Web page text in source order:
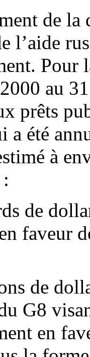
de la
l’aide
Pour
au
prêts
a été
à
de
faveur
de
G8
en